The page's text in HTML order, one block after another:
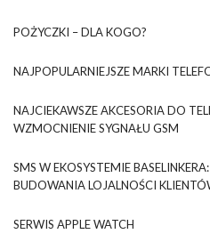
POŻYCZKI – DLA KOGO?
NAJPOPULARNIEJSZE MARKI
NAJCIEKAWSZE AKCESORIA DO
WZMOCNIENIE SYGNAŁU GSM
SMS W EKOSYSTEMIE
BUDOWANIA LOJALNOŚCI
SERWIS APPLE WATCH